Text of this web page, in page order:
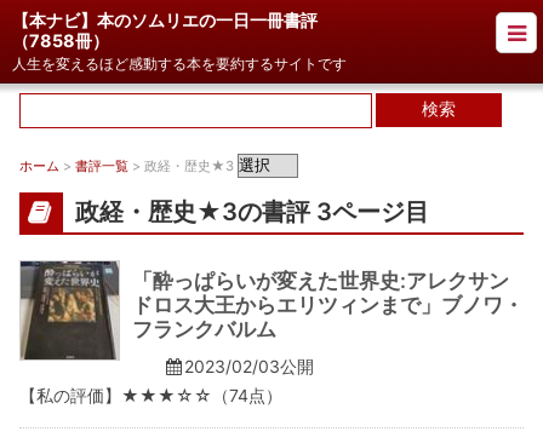
【本ナビ】本のソムリエの一日一冊書評
（7858冊）
人生を変えるほど感動する本を要約するサイトです
ホーム > 書評一覧 > 政経・歴史★3
政経・歴史★3の書評 3ページ目
「酔っぱらいが変えた世界史:アレクサン
ドロス大王からエリツィンまで」ブノワ・
フランクバルム
2023/02/03公開
【私の評価】★★★☆☆（74点）